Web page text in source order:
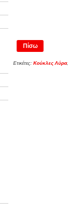
Πίσω
Ετικέτες: Κούκλες Λύρα,